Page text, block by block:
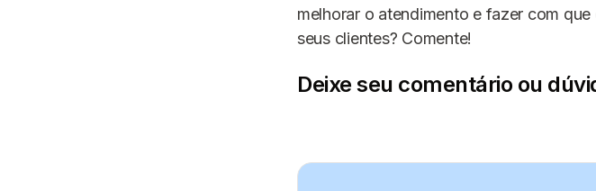
melhorar o atendimento e fazer com
seus clientes? Comente!
Deixe seu comentário ou